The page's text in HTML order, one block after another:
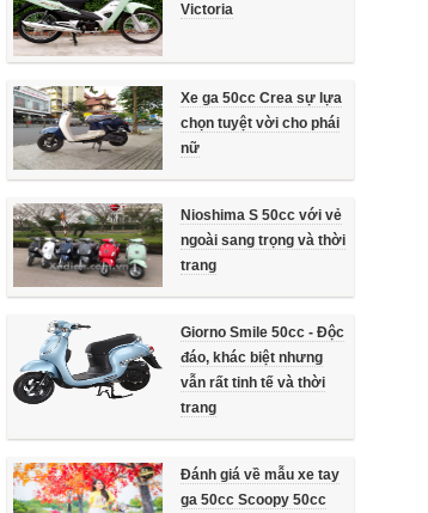
Victoria
Xe ga 50cc Crea sự lựa
chọn tuyệt vời cho phái
nữ
Nioshima S 50cc với vẻ
ngoài sang trọng và thời
trang
Giorno Smile 50cc - Độc
đáo, khác biệt nhưng
vẫn rất tinh tế và thời
trang
Đánh giá về mẫu xe tay
ga 50cc Scoopy 50cc